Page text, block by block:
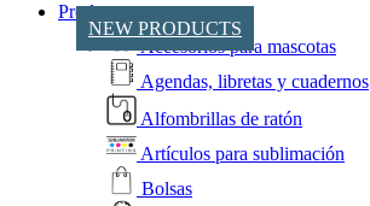
NEW PRODUCTS
Productos
Accesorios para mascotas
Agendas, libretas y cuadernos
Alfombrillas de ratón
Artículos para sublimación
Bolsas